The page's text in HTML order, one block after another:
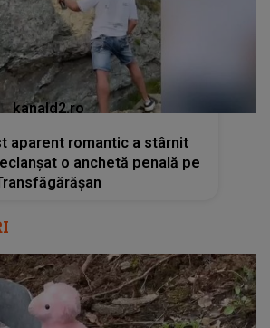
kanald2.ro
aparent romantic a stârnit
o anchetă penală pe